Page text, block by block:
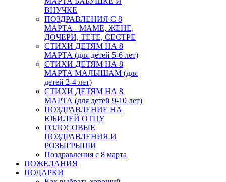
ВНУЧКЕ
ПОЗДРАВЛЕНИЯ С 8
МАРТА - МАМЕ, ЖЕНЕ,
ДОЧЕРИ, ТЕТЕ, СЕСТРЕ
СТИХИ ДЕТЯМ НА 8
МАРТА (для детей 5-6 лет)
СТИХИ ДЕТЯМ НА 8
МАРТА МАЛЫШАМ (для
детей 2-4 лет)
СТИХИ ДЕТЯМ НА 8
МАРТА (для детей 9-10 лет)
ПОЗДРАВЛЕНИЕ НА
ЮБИЛЕЙ ОТЦУ
ГОЛОСОВЫЕ
ПОЗДРАВЛЕНИЯ И
РОЗЫГРЫШИ
Поздравления с 8 марта
ПОЖЕЛАНИЯ
ПОДАРКИ